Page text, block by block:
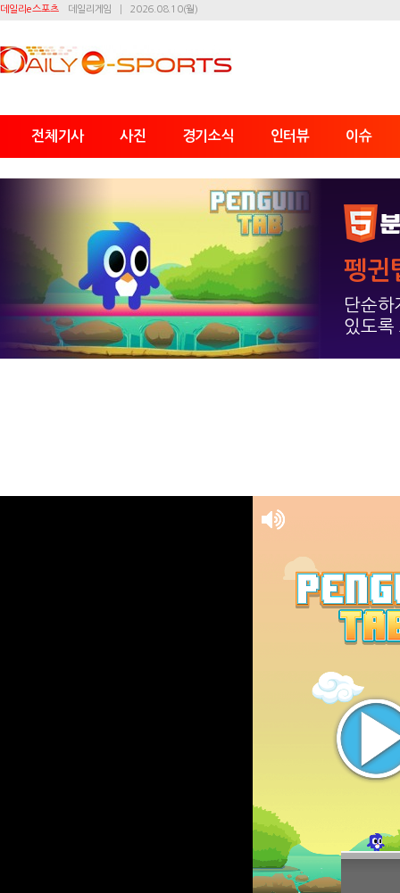
데일리e스포츠 데일리게임 2026.08.10(월)
전체기사 사진 경기소식 인터뷰 이슈
펭귄
단순하
있도록